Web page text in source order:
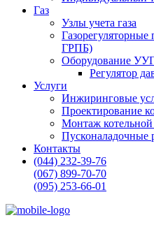
Газ
Узлы учета газа
ГРПБ)
Оборудование
Регулятор
Услуги
Инжиринговые
Проектирование
Монтаж котельной
Пусконаладочные
Контакты
(044) 232-39-76
(067) 899-70-70
(095) 253-66-01